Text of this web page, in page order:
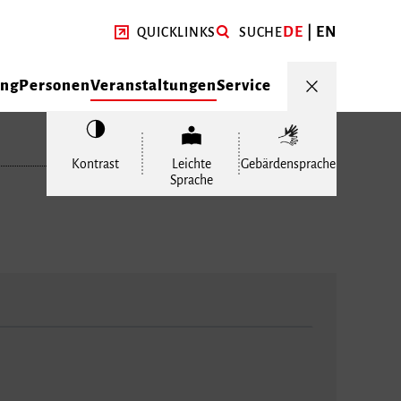
QUICKLINKS SUCHEDE EN
PersonenVeranstaltungenService
Kontrast
Leichte
Sprache
Gebärdensprache